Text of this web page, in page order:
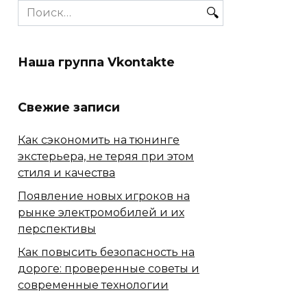
Search
for:
Наша группа Vkontakte
Свежие записи
Как сэкономить на тюнинге
экстерьера, не теряя при этом
стиля и качества
Появление новых игроков на
рынке электромобилей и их
перспективы
Как повысить безопасность на
дороге: проверенные советы и
современные технологии